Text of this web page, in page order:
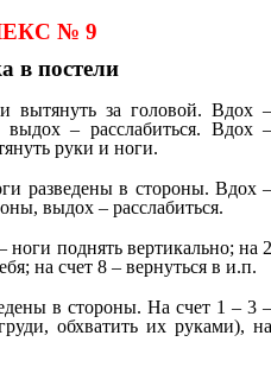
№ 9
в постели
вытянуть за головой. Вдох
– расслабиться. Вдох
руки и ноги.
разведены в стороны. Вдох
выдох – расслабиться.
ноги поднять вертикально; на
на счет 8 – вернуться в и.п.
в стороны. На счет 1 – 3
обхватить их руками),